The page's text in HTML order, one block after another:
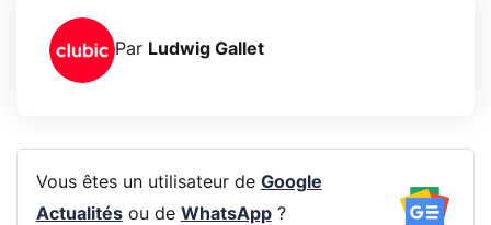
Par Ludwig Gallet
Vous êtes un utilisateur de Google
Actualitésou de WhatsApp?